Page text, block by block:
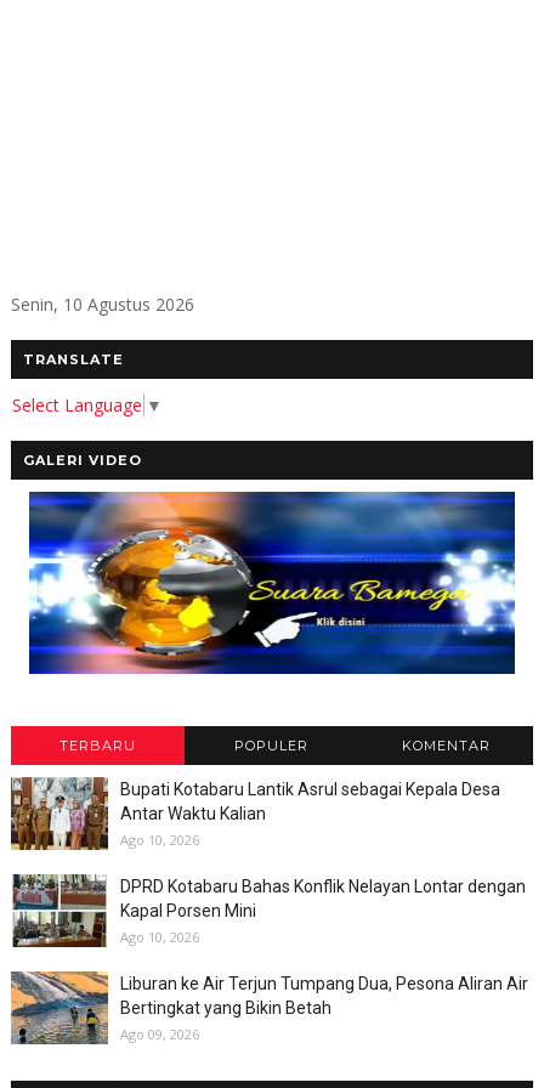
Senin, 10 Agustus 2026
TRANSLATE
Select Language ▼
GALERI VIDEO
TERBARU POPULER KOMENTAR
Bupati Kotabaru Lantik Asrul sebagai Kepala Desa
Antar Waktu Kalian
Ago 10, 2026
DPRD Kotabaru Bahas Konflik Nelayan Lontar dengan
Kapal Porsen Mini
Ago 10, 2026
Liburan ke Air Terjun Tumpang Dua, Pesona Aliran Air
Bertingkat yang Bikin Betah
Ago 09, 2026